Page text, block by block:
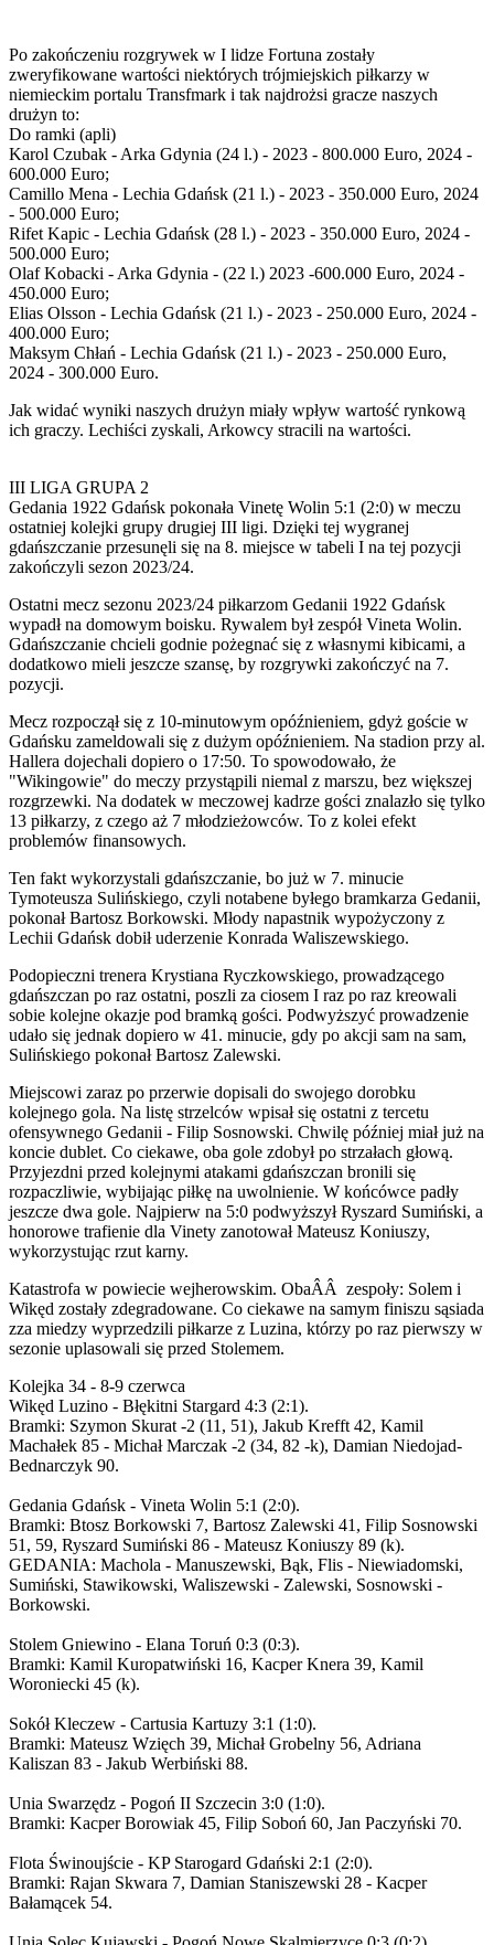
Po zakończeniu rozgrywek w I lidze Fortuna zostały
zweryfikowane wartości niektórych trójmiejskich piłkarzy w
niemieckim portalu Transfmark i tak najdrożsi gracze naszych
drużyn to:
Do ramki (apli)
Karol Czubak - Arka Gdynia (24 l.) - 2023 - 800.000 Euro, 2024 -
600.000 Euro;
Camillo Mena - Lechia Gdańsk (21 l.) - 2023 - 350.000 Euro, 2024
- 500.000 Euro;
Rifet Kapic - Lechia Gdańsk (28 l.) - 2023 - 350.000 Euro, 2024 -
500.000 Euro;
Olaf Kobacki - Arka Gdynia - (22 l.) 2023 -600.000 Euro, 2024 -
450.000 Euro;
Elias Olsson - Lechia Gdańsk (21 l.) - 2023 - 250.000 Euro, 2024 -
400.000 Euro;
Maksym Chłań - Lechia Gdańsk (21 l.) - 2023 - 250.000 Euro,
2024 - 300.000 Euro.
Jak widać wyniki naszych drużyn miały wpływ wartość rynkową
ich graczy. Lechiści zyskali, Arkowcy stracili na wartości.
III LIGA GRUPA 2
Gedania 1922 Gdańsk pokonała Vinetę Wolin 5:1 (2:0) w meczu
ostatniej kolejki grupy drugiej III ligi. Dzięki tej wygranej
gdańszczanie przesunęli się na 8. miejsce w tabeli I na tej pozycji
zakończyli sezon 2023/24.
Ostatni mecz sezonu 2023/24 piłkarzom Gedanii 1922 Gdańsk
wypadł na domowym boisku. Rywalem był zespół Vineta Wolin.
Gdańszczanie chcieli godnie pożegnać się z własnymi kibicami, a
dodatkowo mieli jeszcze szansę, by rozgrywki zakończyć na 7.
pozycji.
Mecz rozpoczął się z 10-minutowym opóźnieniem, gdyż goście w
Gdańsku zameldowali się z dużym opóźnieniem. Na stadion przy al.
Hallera dojechali dopiero o 17:50. To spowodowało, że
"Wikingowie" do meczy przystąpili niemal z marszu, bez większej
rozgrzewki. Na dodatek w meczowej kadrze gości znalazło się tylko
13 piłkarzy, z czego aż 7 młodzieżowców. To z kolei efekt
problemów finansowych.
Ten fakt wykorzystali gdańszczanie, bo już w 7. minucie
Tymoteusza Sulińskiego, czyli notabene byłego bramkarza Gedanii,
pokonał Bartosz Borkowski. Młody napastnik wypożyczony z
Lechii Gdańsk dobił uderzenie Konrada Waliszewskiego.
Podopieczni trenera Krystiana Ryczkowskiego, prowadzącego
gdańszczan po raz ostatni, poszli za ciosem I raz po raz kreowali
sobie kolejne okazje pod bramką gości. Podwyższyć prowadzenie
udało się jednak dopiero w 41. minucie, gdy po akcji sam na sam,
Sulińskiego pokonał Bartosz Zalewski.
Miejscowi zaraz po przerwie dopisali do swojego dorobku
kolejnego gola. Na listę strzelców wpisał się ostatni z tercetu
ofensywnego Gedanii - Filip Sosnowski. Chwilę później miał już na
koncie dublet. Co ciekawe, oba gole zdobył po strzałach głową.
Przyjezdni przed kolejnymi atakami gdańszczan bronili się
rozpaczliwie, wybijając piłkę na uwolnienie. W końcówce padły
jeszcze dwa gole. Najpierw na 5:0 podwyższył Ryszard Sumiński, a
honorowe trafienie dla Vinety zanotował Mateusz Koniuszy,
wykorzystując rzut karny.
Katastrofa w powiecie wejherowskim. ObaÂÂ zespoły: Solem i
Wikęd zostały zdegradowane. Co ciekawe na samym finiszu sąsiada
zza miedzy wyprzedzili piłkarze z Luzina, którzy po raz pierwszy w
sezonie uplasowali się przed Stolemem.
Kolejka 34 - 8-9 czerwca
Wikęd Luzino - Błękitni Stargard 4:3 (2:1).
Bramki: Szymon Skurat -2 (11, 51), Jakub Krefft 42, Kamil
Machałek 85 - Michał Marczak -2 (34, 82 -k), Damian Niedojad-
Bednarczyk 90.
Gedania Gdańsk - Vineta Wolin 5:1 (2:0).
Bramki: Btosz Borkowski 7, Bartosz Zalewski 41, Filip Sosnowski
51, 59, Ryszard Sumiński 86 - Mateusz Koniuszy 89 (k).
GEDANIA: Machola - Manuszewski, Bąk, Flis - Niewiadomski,
Sumiński, Stawikowski, Waliszewski - Zalewski, Sosnowski -
Borkowski.
Stolem Gniewino - Elana Toruń 0:3 (0:3).
Bramki: Kamil Kuropatwiński 16, Kacper Knera 39, Kamil
Woroniecki 45 (k).
Sokół Kleczew - Cartusia Kartuzy 3:1 (1:0).
Bramki: Mateusz Wzięch 39, Michał Grobelny 56, Adriana
Kaliszan 83 - Jakub Werbiński 88.
Unia Swarzędz - Pogoń II Szczecin 3:0 (1:0).
Bramki: Kacper Borowiak 45, Filip Soboń 60, Jan Paczyński 70.
Flota Świnoujście - KP Starogard Gdański 2:1 (2:0).
Bramki: Rajan Skwara 7, Damian Staniszewski 28 - Kacper
Bałamącek 54.